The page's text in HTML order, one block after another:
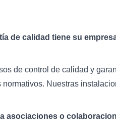
de calidad tiene su
de control de calidad y
Nuestras
asociaciones o